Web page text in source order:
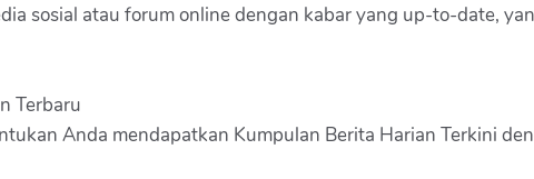
sosial atau forum online dengan kabar yang up-to-date,
Terbaru
Anda mendapatkan Kumpulan Berita Harian Terkini